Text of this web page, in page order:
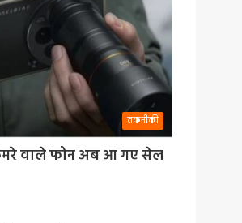
तकनीकी
वाले फोन अब आ गए सेल